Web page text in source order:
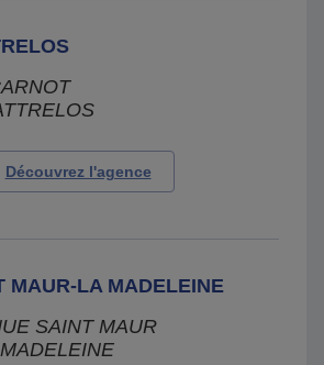
Découvrez l'agence
MAUR-LA MADELEINE
SAINT MAUR